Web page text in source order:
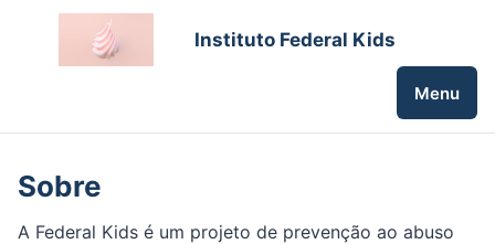
Instituto Federal Kids
Menu
Sobre
A Federal Kids é um projeto de prevenção ao abuso